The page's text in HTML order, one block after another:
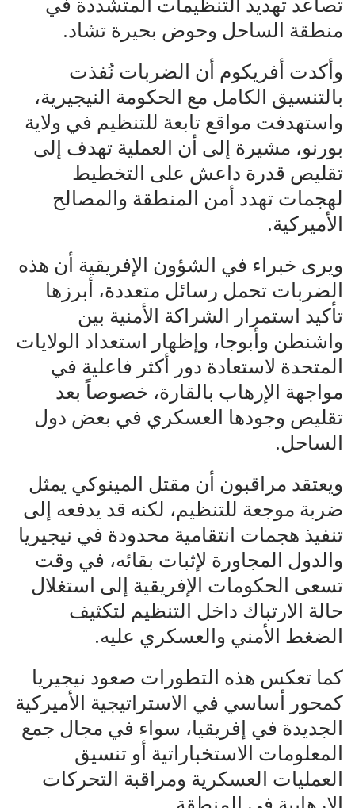
تصاعد تهديد التنظيمات المتشددة في
منطقة الساحل وحوض بحيرة تشاد.
وأكدت أفريكوم أن الضربات نُفذت
بالتنسيق الكامل مع الحكومة النيجيرية،
واستهدفت مواقع تابعة للتنظيم في ولاية
بورنو، مشيرة إلى أن العملية تهدف إلى
تقليص قدرة داعش على التخطيط
لهجمات تهدد أمن المنطقة والمصالح
الأميركية.
ويرى خبراء في الشؤون الإفريقية أن هذه
الضربات تحمل رسائل متعددة، أبرزها
تأكيد استمرار الشراكة الأمنية بين
واشنطن وأبوجا، وإظهار استعداد الولايات
المتحدة لاستعادة دور أكثر فاعلية في
مواجهة الإرهاب بالقارة، خصوصاً بعد
تقليص وجودها العسكري في بعض دول
الساحل.
ويعتقد مراقبون أن مقتل المينوكي يمثل
ضربة موجعة للتنظيم، لكنه قد يدفعه إلى
تنفيذ هجمات انتقامية محدودة في نيجيريا
والدول المجاورة لإثبات بقائه، في وقت
تسعى الحكومات الإفريقية إلى استغلال
حالة الارتباك داخل التنظيم لتكثيف
الضغط الأمني والعسكري عليه.
كما تعكس هذه التطورات صعود نيجيريا
كمحور أساسي في الاستراتيجية الأميركية
الجديدة في إفريقيا، سواء في مجال جمع
المعلومات الاستخباراتية أو تنسيق
العمليات العسكرية ومراقبة التحركات